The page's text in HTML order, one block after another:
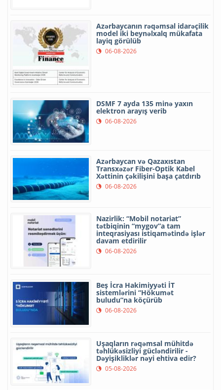
Azərbaycanın rəqəmsal idarəçilik
model iki beynəlxalq mükafata
layiq görülüb
06-08-2026
DSMF 7 ayda 135 minə yaxın
elektron arayış verib
06-08-2026
Azərbaycan və Qazaxıstan
Transxəzər Fiber-Optik Kabel
Xəttinin çəkilişini başa çatdırıb
06-08-2026
Nazirlik: “Mobil notariat”
tətbiqinin “mygov”a tam
inteqrasiyası istiqamətində işlər
davam etdirilir
06-08-2026
Beş İcra Hakimiyyəti İT
sistemlərini “Hökumət
buludu”na köçürüb
06-08-2026
Uşaqların rəqəmsal mühitdə
təhlükəsizliyi gücləndirilir -
Dəyişikliklər nəyi ehtiva edir?
05-08-2026